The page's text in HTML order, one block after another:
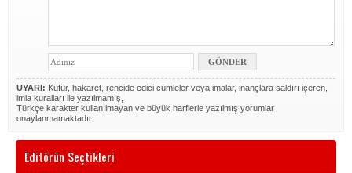
UYARI: Küfür, hakaret, rencide edici cümleler veya imalar, inançlara saldırı içeren,
imla kuralları ile yazılmamış,
Türkçe karakter kullanılmayan ve büyük harflerle yazılmış yorumlar
onaylanmamaktadır.
Editörün Seçtikleri